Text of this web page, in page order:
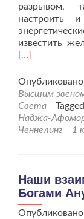
разрывом,
настроить
известить
[…]
Высшим
Света
Tagged
Наджа-
Ченнелинг
1
Наши
Богами
Опубликовано